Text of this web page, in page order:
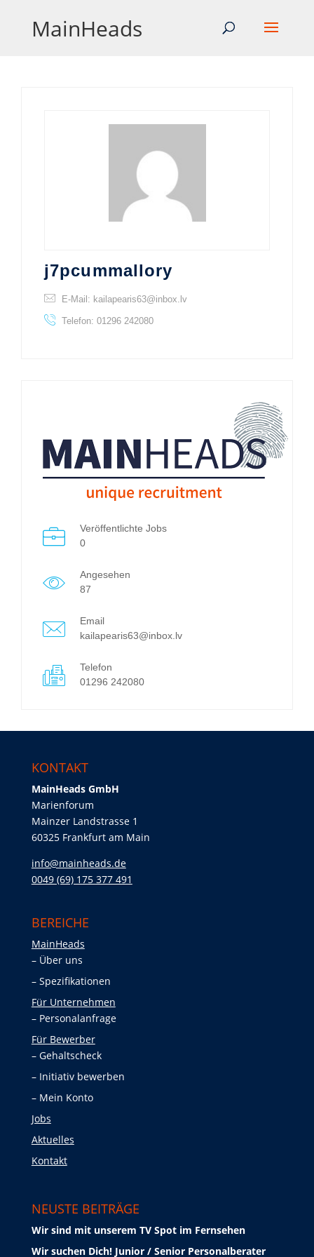
MainHeads
j7pcummallory
E-Mail: kailapearis63@inbox.lv
Telefon: 01296 242080
Veröffentlichte Jobs
0
Angesehen
87
Email
kailapearis63@inbox.lv
Telefon
01296 242080
KONTAKT
MainHeads GmbH
Marienforum
Mainzer Landstrasse 1
60325 Frankfurt am Main
info@mainheads.de
0049 (69) 175 377 491
BEREICHE
MainHeads
Über uns
Spezifikationen
Für Unternehmen
Personalanfrage
Für Bewerber
Gehaltscheck
Initiativ bewerben
Mein Konto
Jobs
Aktuelles
Kontakt
NEUSTE BEITRÄGE
Wir sind mit unserem TV Spot im Fernsehen
Wir suchen Dich! Junior / Senior Personalberater